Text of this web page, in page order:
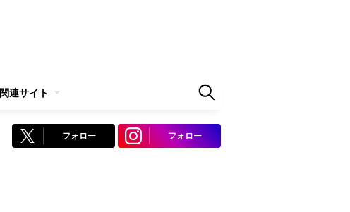
関連サイト
フォロー フォロー